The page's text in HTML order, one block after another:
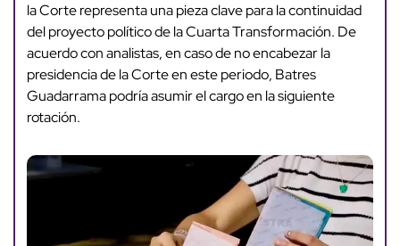
la Corte representa una pieza clave para la continuidad
del proyecto político de la Cuarta Transformación. De
acuerdo con analistas, en caso de no encabezar la
presidencia de la Corte en este periodo, Batres
Guadarrama podría asumir el cargo en la siguiente
rotación.